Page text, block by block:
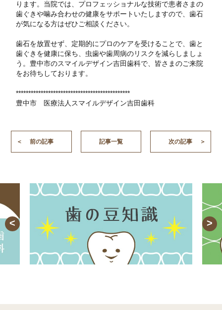
ります。当院では、プロフェッショナルな技術で患者さまの
歯ぐきや噛み合わせの健康をサポートいたしますので、歯石
が気になる方はぜひご相談ください。
歯石を放置せず、定期的にプロのケアを受けることで、歯と
歯ぐきを健康に保ち、虫歯や歯周病のリスクを減らしましょ
う。豊中市のスマイルデザイン吉田歯科で、皆さまのご来院
をお待ちしております。
**********************************************
豊中市 医療法人スマイルデザイン吉田歯科
前の記事 記事一覧 次の記事